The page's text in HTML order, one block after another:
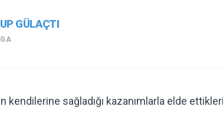
GÜLAÇTI
kendilerine sağladığı kazanımlarla elde